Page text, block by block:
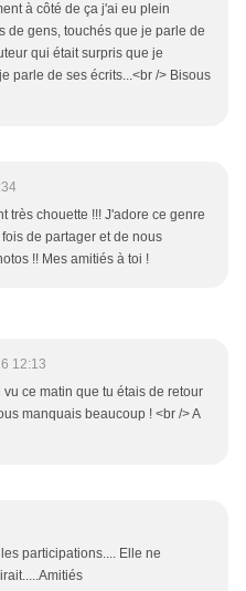
à côté de ça j'ai eu plein
de gens, touchés que je parle de
qui était surpris que je
parle de ses écrits...<br /> Bisous
très chouette !!! J'adore ce genre
de partager et de nous
!! Mes amitiés à toi !
12:13
vu ce matin que tu étais de retour
manquais beaucoup ! <br /> A
participations.... Elle ne